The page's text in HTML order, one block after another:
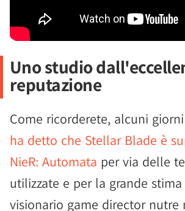
Uno studio
reputazione
Come ricorderete, alcuni
ha detto che Stellar Blade è
NieR: Automata per via delle
utilizzate e per la grande
visionario game director nutre